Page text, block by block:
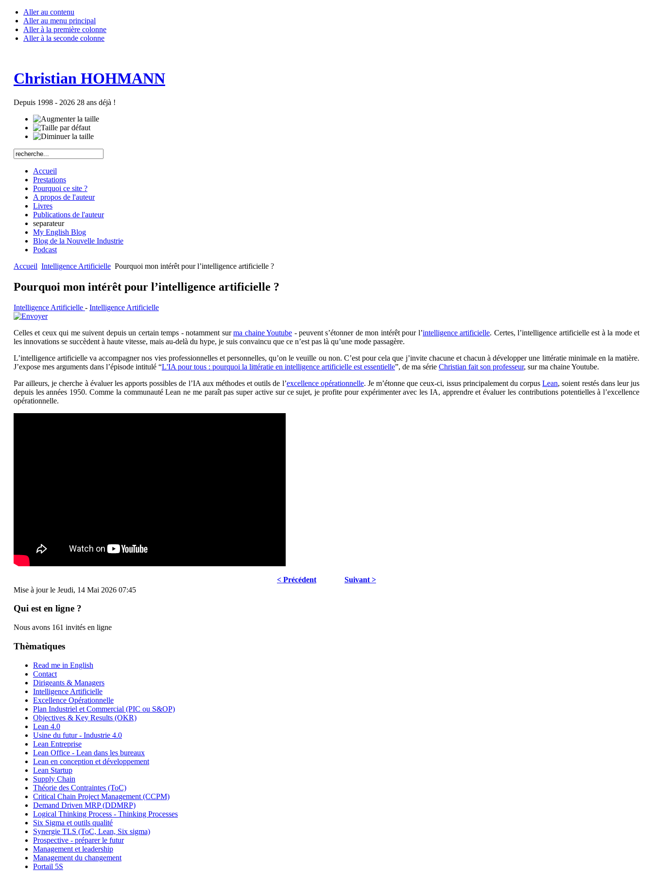
Aller au contenu
Aller au menu principal
Aller à la première colonne
Aller à la seconde colonne
Christian HOHMANN
Depuis 1998 - 2026 28 ans déjà !
Accueil
Prestations
Pourquoi ce site ?
A propos de l'auteur
Livres
Publications de l'auteur
separateur
My English Blog
Blog de la Nouvelle Industrie
Podcast
Accueil Intelligence Artificielle Pourquoi mon intérêt pour l’intelligence artificielle ?
Pourquoi mon intérêt pour l’intelligence artificielle ?
Intelligence Artificielle - Intelligence Artificielle
Celles et ceux qui me suivent depuis un certain temps - notamment surma chaine Youtube - peuvent s’étonner de mon intérêt pour l’intelligence artificielle. Certes, l’intelligence artificielle est à la mode et
les innovations se succèdent à haute vitesse, mais au-delà du hype, je suis convaincu que ce n’est pas là qu’une mode passagère.
L’intelligence artificielle va accompagner nos vies professionnelles et personnelles, qu’on le veuille ou non. C’est pour cela que j’invite chacune et chacun à développer une littératie minimale en la matière.
J’expose mes arguments dans l’épisode intitulé “L'IA pour tous : pourquoi la littératie en intelligence artificielle est essentielle”, de ma série Christian fait son professeur, sur ma chaine Youtube.
Par ailleurs, je cherche à évaluer les apports possibles de l’IA aux méthodes et outils de l’excellence opérationnelle. Je m’étonne que ceux-ci, issus principalement du corpusLean, soient restés dans leur jus
depuis les années 1950. Comme la communauté Lean ne me paraît pas super active sur ce sujet, je profite pour expérimenter avec les IA, apprendre et évaluer les contributions potentielles à l’excellence
opérationnelle.
< Précédent
Suivant >
Mise à jour le Jeudi, 14 Mai 2026 07:45
Qui est en ligne ?
Nous avons 161 invités en ligne
Thèmatiques
Read me in English
Contact
Dirigeants & Managers
Intelligence Artificielle
Excellence Opérationnelle
Plan Industriel et Commercial (PIC ou S&OP)
Objectives & Key Results (OKR)
Lean 4.0
Usine du futur - Industrie 4.0
Lean Entreprise
Lean Office - Lean dans les bureaux
Lean en conception et développement
Lean Startup
Supply Chain
Théorie des Contraintes (ToC)
Critical Chain Project Management (CCPM)
Demand Driven MRP (DDMRP)
Logical Thinking Process - Thinking Processes
Six Sigma et outils qualité
Synergie TLS (ToC, Lean, Six sigma)
Prospective - préparer le futur
Management et leadership
Management du changement
Portail 5S